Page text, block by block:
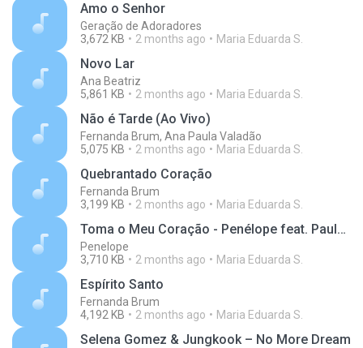
Amo o Senhor
Geração de Adoradores
3,672 KB
2 months ago Maria Eduarda S.
Novo Lar
Ana Beatriz
5,861 KB
2 months ago Maria Eduarda S.
Não é Tarde (Ao Vivo)
Fernanda Brum, Ana Paula Valadão
5,075 KB
2 months ago Maria Eduarda S.
Quebrantado Coração
Fernanda Brum
3,199 KB
2 months ago Maria Eduarda S.
Toma o Meu Coração - Penélope feat. Paulo César Baruk
Penelope
3,710 KB
2 months ago Maria Eduarda S.
Espírito Santo
Fernanda Brum
4,192 KB
2 months ago Maria Eduarda S.
Selena Gomez & Jungkook – No More Dream